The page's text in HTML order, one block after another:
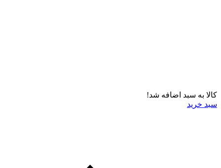
کالا به سبد اضافه شد!
سبد خرید